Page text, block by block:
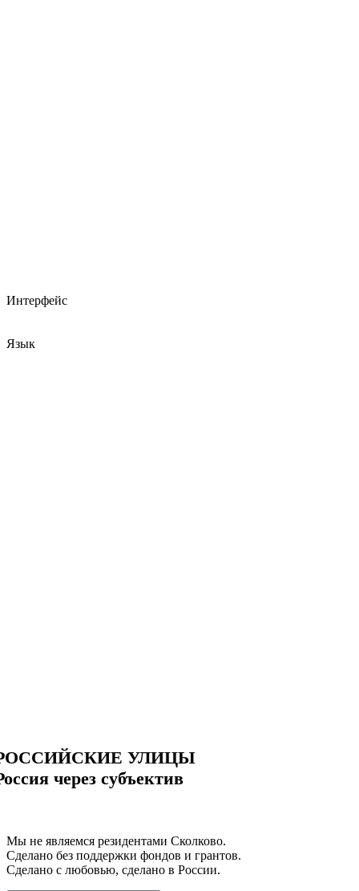
Интерфейс
Язык
УЛИЦЫ
через субъектив
Мы не являемся резидентами Сколково.
Сделано без поддержки фондов и грантов.
Сделано с любовью, сделано в России.